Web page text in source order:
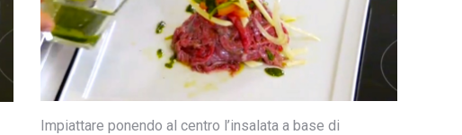
Impiattare ponendo al centro l’insalata a base di